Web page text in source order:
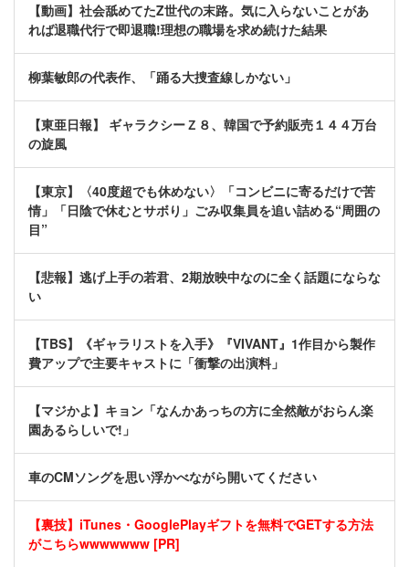
【動画】社会舐めてたZ世代の末路。気に入らないことがあ
れば退職代行で即退職!理想の職場を求め続けた結果
柳葉敏郎の代表作、「踊る大捜査線しかない」
【東亜日報】 ギャラクシーＺ８、韓国で予約販売１４４万台
の旋風
【東京】〈40度超でも休めない〉「コンビニに寄るだけで苦
情」「日陰で休むとサボり」ごみ収集員を追い詰める“周囲の
目”
【悲報】逃げ上手の若君、2期放映中なのに全く話題にならな
い
【TBS】《ギャラリストを入手》『VIVANT』1作目から製作
費アップで主要キャストに「衝撃の出演料」
【マジかよ】キョン「なんかあっちの方に全然敵がおらん楽
園あるらしいで!」
車のCMソングを思い浮かべながら開いてください
【裏技】iTunes・GooglePlayギフトを無料でGETする方法
がこちらwwwwwww [PR]